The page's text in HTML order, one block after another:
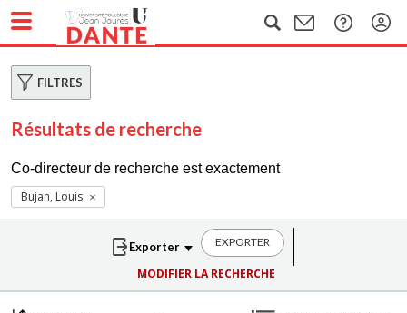
FILTRES
Résultats de recherche
Co-directeur de recherche est exactement
Bujan, Louis
EXPORTER
MODIFIER LA RECHERCHE